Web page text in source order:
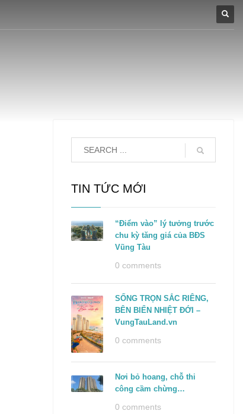
TIN TỨC MỚI
“Điểm vào” lý tưởng trước
chu kỳ tăng giá của BĐS
Vũng Tàu
0 comments
SỐNG TRỌN SẮC RIÊNG,
BÊN BIỂN NHIỆT ĐỚI –
VungTauLand.vn
0 comments
Nơi bỏ hoang, chỗ thi
công cầm chừng…
0 comments